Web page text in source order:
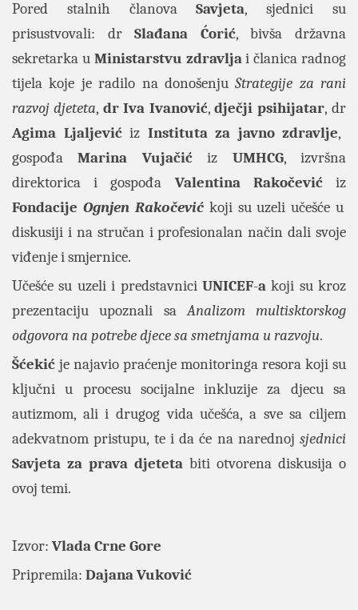
Pored stalnih članovaSavjeta, sjednici su
prisustvovali: drSlađana Ćorić, bivša državna
sekretarka u Ministarstvu zdravljai članica radnog
tijela koje je radilo na donošenjuStrategije za rani
razvoj djeteta, dr Iva Ivanović,dječji psihijatar, dr
Agima Ljaljević iz Instituta za javno zdravlje,
gospođaMarina Vujačić iz UMHCG, izvršna
direktorica i gospođa Valentina Rakočević
iz
Fondacije Ognjen Rakočevićkoji su uzeli učešće u
diskusiji i na stručan i profesionalan način dali svoje
viđenje i smjernice.
Učešće su uzeli i predstavnici UNICEF-akoji su kroz
prezentaciju upoznali saAnalizom multisktorskog
odgovora na potrebe djece sa smetnjama u razvoju.
Šćekić je najavio praćenje monitoringa resora koji su
ključni u procesu socijalne inkluzije za djecu sa
autizmom, ali i drugog vida učešća, a sve sa ciljem
adekvatnom pristupu, te i da će na narednoj sjednici
Savjeta za prava djeteta biti otvorena diskusija o
ovoj temi.
Izvor: Vlada Crne Gore
Pripremila: Dajana Vuković